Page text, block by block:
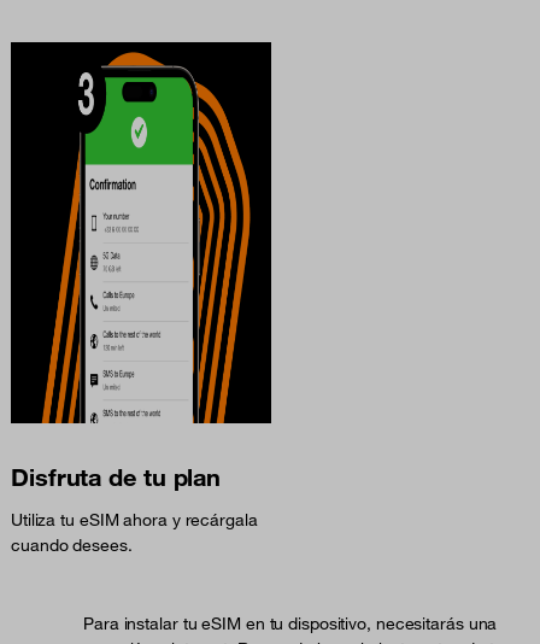
Disfruta de tu plan
Utiliza tu eSIM ahora y recárgala
cuando desees.
Para instalar tu eSIM en tu dispositivo, necesitarás una